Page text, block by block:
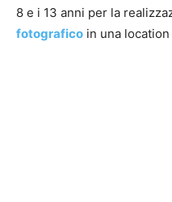
8 e i 13 anni per la
fotografico in una